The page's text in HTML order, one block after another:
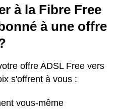
à la Fibre Free
à une offre
offre ADSL Free vers
s'offrent à vous :
vous-même